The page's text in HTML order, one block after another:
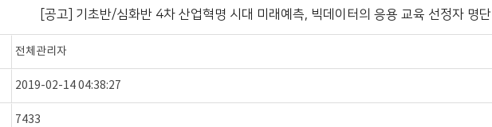
[공고] 기초반/심화반 4차 산업혁명 시대 미래예측, 빅데이터의 응용 교육 선정자 명단
전체관리자
2019-02-14 04:38:27
7433